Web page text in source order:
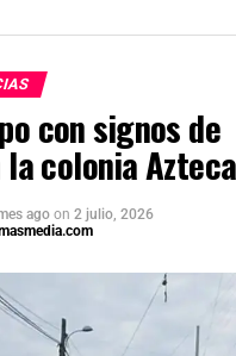
de Economía,
entre México, Estados
mantiene sin cambios y
a inversionistas, pese
previstos. Por su parte, la
se mantiene
el país es seguro para
registrados durante
capital.
con signos de
colonia Azteca
ago on 2 julio, 2026